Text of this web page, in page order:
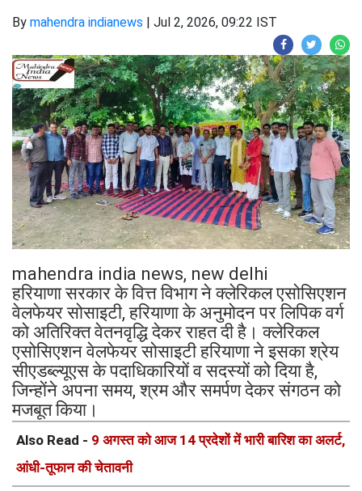
By mahendra indianews | Jul 2, 2026, 09:22 IST
mahendra india news, new delhi
हरियाणा सरकार के वित्त विभाग ने क्लेरिकल एसोसिएशन
वेलफेयर सोसाइटी, हरियाणा के अनुमोदन पर लिपिक वर्ग
को अतिरिक्त वेतनवृद्धि देकर राहत दी है। क्लेरिकल
एसोसिएशन वेलफेयर सोसाइटी हरियाणा ने इसका श्रेय
सीएडब्ल्यूएस के पदाधिकारियों व सदस्यों को दिया है,
जिन्होंने अपना समय, श्रम और समर्पण देकर संगठन को
मजबूत किया।
Also Read - 9 अगस्त को आज 14 प्रदेशों में भारी बारिश का अलर्ट,
आंधी-तूफान की चेतावनी